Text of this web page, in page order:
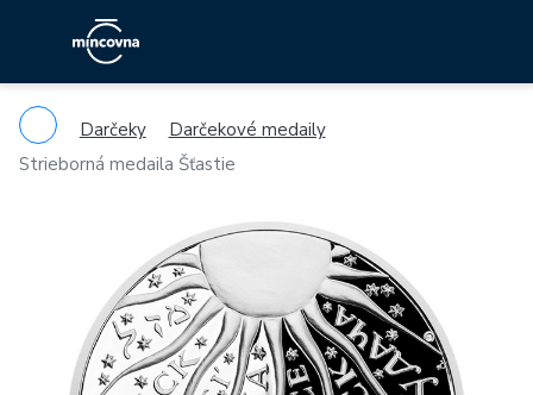
Darčeky
Darčekové medaily
Strieborná medaila Šťastie